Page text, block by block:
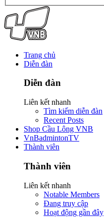
Trang chủ
Diễn đàn
Diễn đàn
Liên kết nhanh
Tìm kiếm diễn đàn
Recent Posts
Shop Cầu Lông VNB
VnBadmintonTV
Thành viên
Thành viên
Liên kết nhanh
Notable Members
Đang truy cập
Hoạt động gần đây